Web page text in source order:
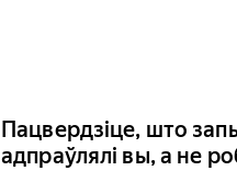
Пацвердзіце, што
адпраўлялі вы, а не